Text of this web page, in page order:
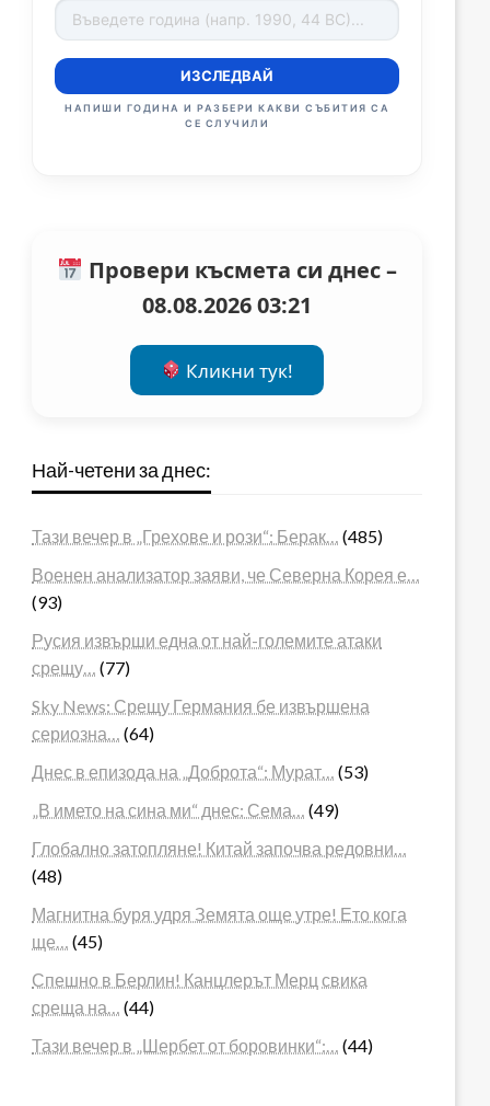
ИЗСЛЕДВАЙ
НАПИШИ ГОДИНА И РАЗБЕРИ КАКВИ СЪБИТИЯ СА
СЕ СЛУЧИЛИ
Провери късмета си днес –
08.08.2026 03:21
Кликни тук!
Най-четени за днес:
Тази вечер в „Грехове и рози“: Берак…
(485)
Военен анализатор заяви, че Северна Корея е…
(93)
Русия извърши една от най-големите атаки
срещу…
(77)
Sky News: Срещу Германия бе извършена
сериозна…
(64)
Днес в епизода на „Доброта“: Мурат…
(53)
„В името на сина ми“ днес: Сема…
(49)
Глобално затопляне! Китай започва редовни…
(48)
Магнитна буря удря Земята още утре! Ето кога
ще…
(45)
Спешно в Берлин! Канцлерът Мерц свика
среща на…
(44)
Тази вечер в „Шербет от боровинки“:…
(44)